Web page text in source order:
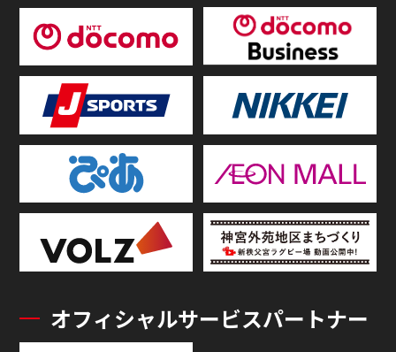
オフィシャルサービスパートナー